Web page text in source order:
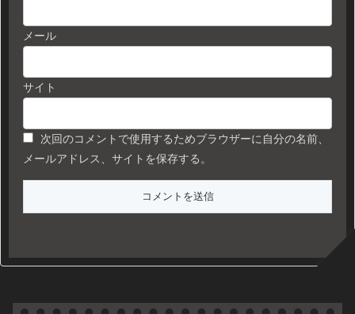
メール
サイト
次回のコメントで使用するためブラウザーに自分の名前、
メールアドレス、サイトを保存する。